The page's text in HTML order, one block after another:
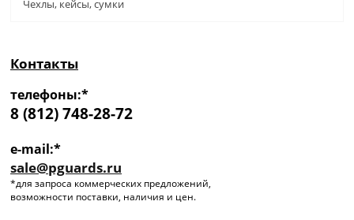
Чехлы, кейсы, сумки
Контакты
телефоны:*
8 (812) 748-28-72
e-mail:*
sale@pguards.ru
*для запроса коммерческих предложений,
возможности поставки, наличия и цен.